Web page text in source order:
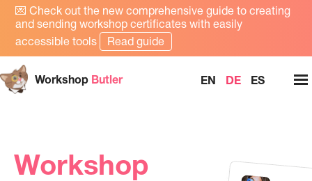
💌Check out the new comprehensive guide to creating
and sending workshop certificates with easily
accessible tools
Read guide
Workshop Butler EN DE ES
Workshop